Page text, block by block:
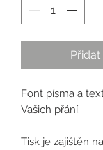
Font písma a
Vašich přání.
Tisk je zajištěn